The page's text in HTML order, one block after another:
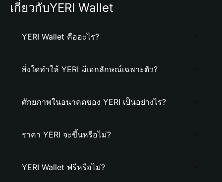
เกี่ยวกับYERI Wallet
YERI Wallet คืออะไร?
สิ่งใดทำให้ YERI มีเอกลักษณ์เฉพาะตัว?
ศักยภาพในอนาคตของ YERI เป็นอย่างไร?
ราคา YERI จะขึ้นหรือไม่?
YERI Wallet ฟรีหรือไม่?